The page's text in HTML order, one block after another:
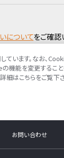
お問い合わせ